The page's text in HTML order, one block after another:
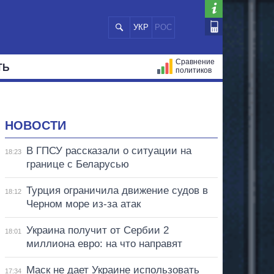
УКР РОС
Сравнение
политиков
НОВОСТИ
18:23
В ГПСУ рассказали о ситуации на
границе с Беларусью
18:12
Турция ограничила движение судов в
Черном море из-за атак
18:01
Украина получит от Сербии 2
миллиона евро: на что направят
17:34
Маск не дает Украине использовать